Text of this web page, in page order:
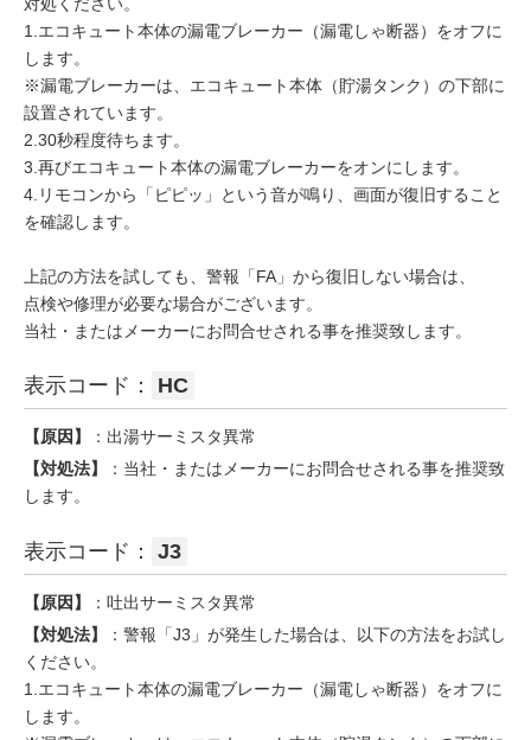
1.エコキュート本体の漏電ブレーカー（漏電しゃ断器）をオフに
します。
※漏電ブレーカーは、エコキュート本体（貯湯タンク）の下部に
設置されています。
2.30秒程度待ちます。
3.再びエコキュート本体の漏電ブレーカーをオンにします。
4.リモコンから「ピピッ」という音が鳴り、画面が復旧すること
を確認します。
上記の方法を試しても、警報「FA」から復旧しない場合は、
点検や修理が必要な場合がございます。
当社・またはメーカーにお問合せされる事を推奨致します。
表示コード： HC
【原因】
：出湯サーミスタ異常
【対処法】
：当社・またはメーカーにお問合せされる事を推奨致
します。
表示コード： J3
【原因】
：吐出サーミスタ異常
【対処法】
：警報「J3」が発生した場合は、以下の方法をお試し
ください。
1.エコキュート本体の漏電ブレーカー（漏電しゃ断器）をオフに
します。